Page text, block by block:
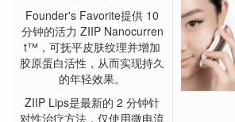
Founder's Favorite提供 10
分钟的活力 ZIIP Nanocurren
t™，可抚平皮肤纹理并增加
胶原蛋白活性，从而实现持久
的年轻效果。
ZIIP Lips是最新的 2 分钟针
对性治疗方法，仅使用微电流